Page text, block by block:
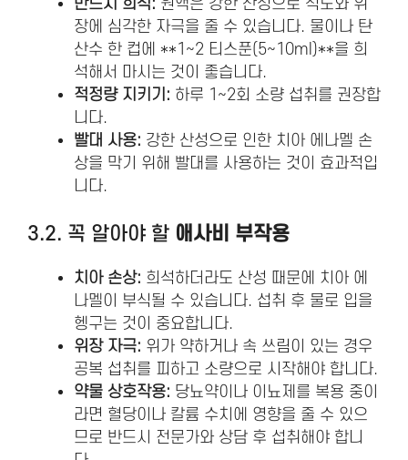
반드시 희석: 원액은 강한 산성으로 식도와 위
장에 심각한 자극을 줄 수 있습니다. 물이나 탄
산수 한 컵에 **1~2 티스푼(5~10ml)**을 희
석해서 마시는 것이 좋습니다.
적정량 지키기: 하루 1~2회 소량 섭취를 권장합
니다.
빨대 사용: 강한 산성으로 인한 치아 에나멜 손
상을 막기 위해 빨대를 사용하는 것이 효과적입
니다.
3.2. 꼭 알아야 할 애사비 부작용
치아 손상: 희석하더라도 산성 때문에 치아 에
나멜이 부식될 수 있습니다. 섭취 후 물로 입을
헹구는 것이 중요합니다.
위장 자극: 위가 약하거나 속 쓰림이 있는 경우
공복 섭취를 피하고 소량으로 시작해야 합니다.
약물 상호작용: 당뇨약이나 이뇨제를 복용 중이
라면 혈당이나 칼륨 수치에 영향을 줄 수 있으
므로 반드시 전문가와 상담 후 섭취해야 합니